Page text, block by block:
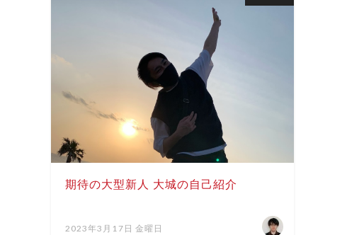
期待の大型新人 大城の自己紹介
2023年3月17日 金曜日